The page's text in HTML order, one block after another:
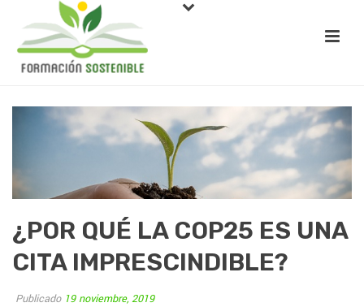
¿POR QUÉ LA COP25 ES UNA
CITA IMPRESCINDIBLE?
Publicado 19 noviembre, 2019